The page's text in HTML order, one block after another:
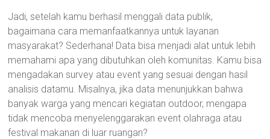
Jadi, setelah kamu berhasil menggali data publik,
bagaimana cara memanfaatkannya untuk layanan
masyarakat? Sederhana! Data bisa menjadi alat untuk lebih
memahami apa yang dibutuhkan oleh komunitas. Kamu bisa
mengadakan survey atau event yang sesuai dengan hasil
analisis datamu. Misalnya, jika data menunjukkan bahwa
banyak warga yang mencari kegiatan outdoor, mengapa
tidak mencoba menyelenggarakan event olahraga atau
festival makanan di luar ruangan?